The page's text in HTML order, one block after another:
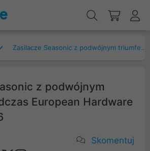
Zasilacze Seasonic z podwójnym triumfem podczas European Hardware Awards 2026
z podwójnym
European Hardware
Skomentuj